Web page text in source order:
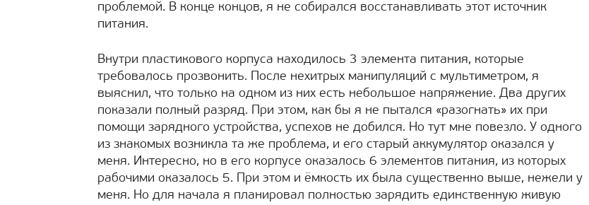
проблемой. В конце концов, я не собирался восстанавливать этот источник
питания.
Внутри пластикового корпуса находилось 3 элемента питания, которые
требовалось прозвонить. После нехитрых манипуляций с мультиметром, я
выяснил, что только на одном из них есть небольшое напряжение. Два других
показали полный разряд. При этом, как бы я не пытался «разогнать» их при
помощи зарядного устройства, успехов не добился. Но тут мне повезло. У одного
из знакомых возникла та же проблема, и его старый аккумулятор оказался у
меня. Интересно, но в его корпусе оказалось 6 элементов питания, из которых
рабочими оказалось 5. При этом и ёмкость их была существенно выше, нежели у
меня. Но для начала я планировал полностью зарядить единственную живую